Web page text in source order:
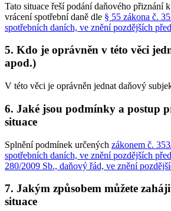
Tato situace řeší podání daňového přiznání
vrácení spotřební daně dle § 55 zákona č.
spotřebních daních, ve znění pozdějších
5. Kdo je oprávněn v této věci
apod.)
V této věci je oprávněn jednat daňový
6. Jaké jsou podmínky a postup
situace
Splnění podmínek určených zákonem č.
spotřebních daních, ve znění pozdějších
280/2009 Sb., daňový řád, ve znění
7. Jakým způsobem můžete
situace